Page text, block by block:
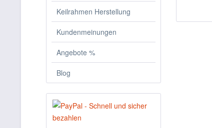
Keilrahmen Herstellung
Kundenmeinungen
Angebote %
Blog